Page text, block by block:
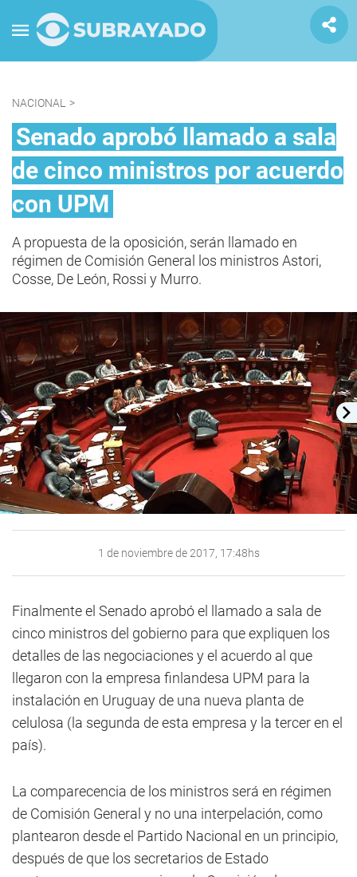
NACIONAL >
Senado aprobó llamado a sala
de cinco ministros por acuerdo
con UPM
A propuesta de la oposición, serán llamado en
régimen de Comisión General los ministros Astori,
Cosse, De León, Rossi y Murro.
1 de noviembre de 2017, 17:48hs
Finalmente el Senado aprobó el llamado a sala de
cinco ministros del gobierno para que expliquen los
detalles de las negociaciones y el acuerdo al que
llegaron con la empresa finlandesa UPM para la
instalación en Uruguay de una nueva planta de
celulosa (la segunda de esta empresa y la tercer en el
país).
La comparecencia de los ministros será en régimen
de Comisión General y no una interpelación, como
plantearon desde el Partido Nacional en un principio,
después de que los secretarios de Estado